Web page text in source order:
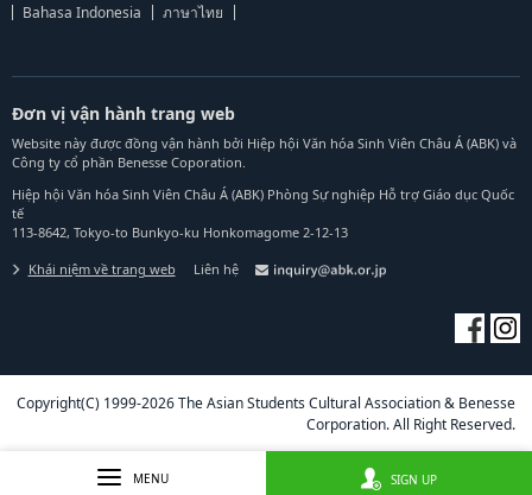
Bahasa Indonesia
ภาษาไทย
Đơn vị vận hành trang web
Website này được đồng vận hành bởi Hiệp hội Văn hóa Sinh Viên Châu Á (ABK) và
Công ty cổ phần Benesse Coporation.
Hiệp hội Văn hóa Sinh Viên Châu Á (ABK) Phòng Sự nghiệp Hỗ trợ Giáo dục Quốc
tế
113-8642, Tokyo-to Bunkyo-ku Honkomagome 2-12-13
Khái niệm về trang web Liên hệ
Copyright(C) 1999-2026 The Asian Students Cultural Association & Benesse
Corporation. All Right Reserved.
MENU SIGN UP